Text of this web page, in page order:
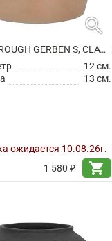
search
КАШПО ROUGH GERBEN S, CLAY WASHED
12 см.
13 см.
ожидается 10.08.26г.
1 580 ₽
shopping_cart